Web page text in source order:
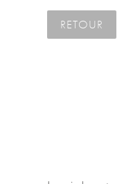
RETOUR